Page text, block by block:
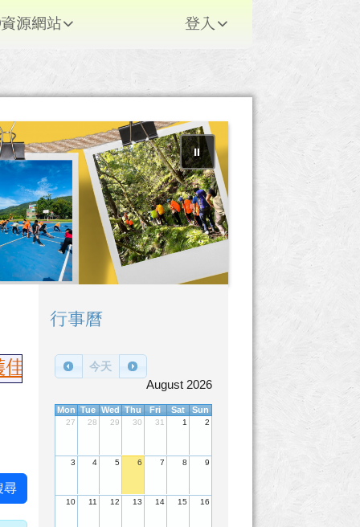
資源網站 登入
⏸
讀國小乙組：第一名陳繶帆、第二名
尋
右邊區域內容
行事曆
今天
August 2026
Mon Tue Wed Thu Fri Sat Sun
27 28 29 30 31 1 2
3 4 5 6 7 8 9
10 11 12 13 14 15 16